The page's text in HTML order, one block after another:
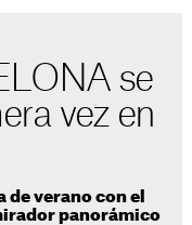
se
vez en
de verano con el
panorámico